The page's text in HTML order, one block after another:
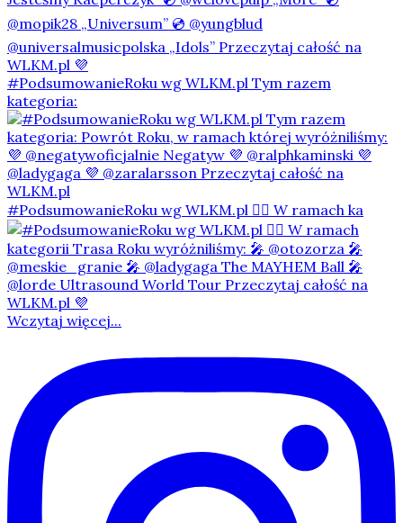
#PodsumowanieRoku wg WLKM.pl Tym razem
kategoria:
#PodsumowanieRoku wg WLKM.pl 👇🏻 W ramach ka
Wczytaj więcej...